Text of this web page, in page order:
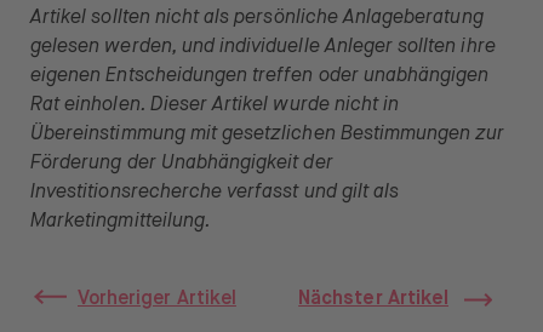
Artikel sollten nicht als persönliche Anlageberatung
gelesen werden, und individuelle Anleger sollten ihre
eigenen Entscheidungen treffen oder unabhängigen
Rat einholen. Dieser Artikel wurde nicht in
Übereinstimmung mit gesetzlichen Bestimmungen zur
Förderung der Unabhängigkeit der
Investitionsrecherche verfasst und gilt als
Marketingmitteilung.
Vorheriger Artikel Nächster Artikel